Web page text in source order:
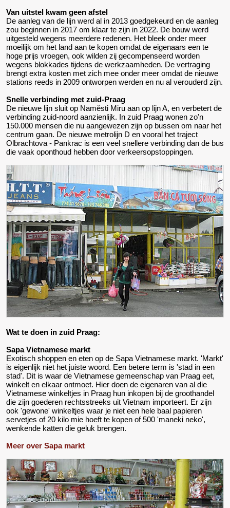
Van uitstel kwam geen afstel
De aanleg van de lijn werd al in 2013 goedgekeurd en de aanleg
zou beginnen in 2017 om klaar te zijn in 2022. De bouw werd
uitgesteld wegens meerdere redenen. Het bleek onder meer
moeilijk om het land aan te kopen omdat de eigenaars een te
hoge prijs vroegen, ook wilden zij gecompenseerd worden
wegens blokkades tijdens de werkzaamheden. De vertraging
brengt extra kosten met zich mee onder meer omdat de nieuwe
stations reeds in 2009 ontworpen werden en nu al verouderd zijn.
Snelle verbinding met zuid-Praag
De nieuwe lijn sluit op Naměsti Miru aan op lijn A, en verbetert de
verbinding zuid-noord aanzienlijk. In zuid Praag wonen zo'n
150.000 mensen die nu aangewezen zijn op bussen om naar het
centrum gaan. De nieuwe metrolijn D en vooral het traject
Olbrachtova - Pankrac is een veel snellere verbinding dan de bus
die vaak oponthoud hebben door verkeersopstoppingen.
Wat te doen in zuid Praag:
Sapa Vietnamese markt
Exotisch shoppen en eten op de Sapa Vietnamese markt. 'Markt'
is eigenlijk niet het juiste woord. Een betere term is 'stad in een
stad'. Dit is waar de Vietnamese gemeenschap van Praag eet,
winkelt en elkaar ontmoet. Hier doen de eigenaren van al die
Vietnamese winkeltjes in Praag hun inkopen bij de groothandel
die zijn goederen rechtsstreeks uit Vietnam importeert. Er zijn
ook 'gewone' winkeltjes waar je niet een hele baal papieren
servetjes of 20 kilo mie hoeft te kopen of 500 'maneki neko',
wenkende katten die geluk brengen.
Meer over Sapa markt